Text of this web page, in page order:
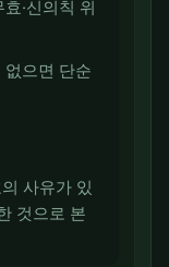
·신의칙 위
으면 단순
사유가 있
것으로 본